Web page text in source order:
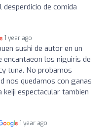
de comida
1 year ago
sushi de autor en un
encantaeon los niguiris de
tuna. No probamos
nos quedamos con ganas
espectacular tambien
1 year ago